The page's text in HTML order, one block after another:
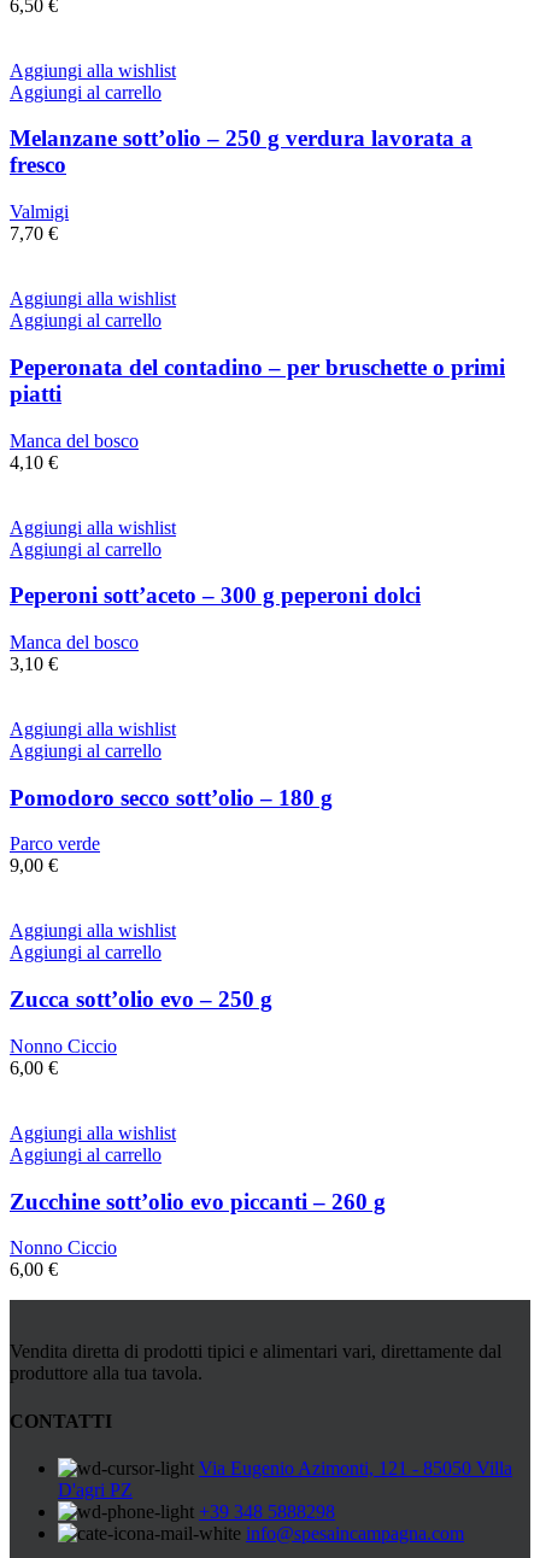
6,50 €
Aggiungi alla wishlist
Aggiungi al carrello
Melanzane sott’olio – 250 g verdura lavorata a
fresco
Valmigi
7,70 €
Aggiungi alla wishlist
Aggiungi al carrello
Peperonata del contadino – per bruschette o primi
piatti
Manca del bosco
4,10 €
Aggiungi alla wishlist
Aggiungi al carrello
Peperoni sott’aceto – 300 g peperoni dolci
Manca del bosco
3,10 €
Aggiungi alla wishlist
Aggiungi al carrello
Pomodoro secco sott’olio – 180 g
Parco verde
9,00 €
Aggiungi alla wishlist
Aggiungi al carrello
Zucca sott’olio evo – 250 g
Nonno Ciccio
6,00 €
Aggiungi alla wishlist
Aggiungi al carrello
Zucchine sott’olio evo piccanti – 260 g
Nonno Ciccio
6,00 €
Vendita diretta di prodotti tipici e alimentari vari, direttamente dal
produttore alla tua tavola.
CONTATTI
Via Eugenio Azimonti, 121 - 85050 Villa
D'agri PZ
+39 348 5888298
info@spesaincampagna.com